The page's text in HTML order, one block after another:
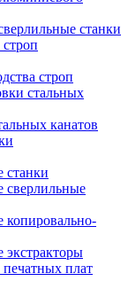
станки
строп
стальных
канатов
станки
сверлильные
копировально-
экстракторы
печатных плат